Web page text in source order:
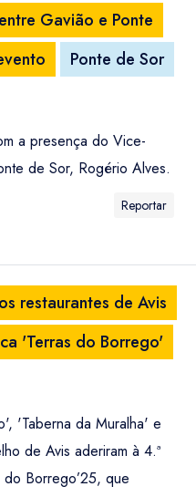
Gavião e Ponte
Ponte de Sor
a presença do Vice-
de Sor, Rogério Alves.
Reportar
restaurantes de Avis
'Terras do Borrego'
'Taberna da Muralha' e
de Avis aderiram à 4.ª
Borrego’25, que